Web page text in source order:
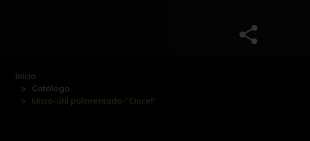
Inicio
Catálogo
Micro-útil pulimentado-“Cincel”